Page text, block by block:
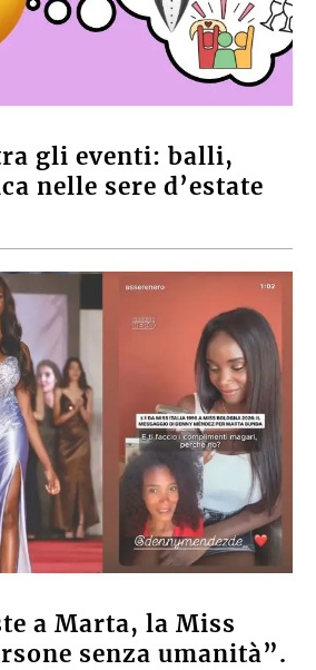
gli eventi: balli,
nelle sere d’estate
a Marta, la Miss
senza umanità”.